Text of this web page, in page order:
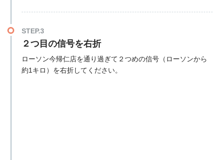
STEP.3
２つ目の信号を右折
ローソン今帰仁店を通り過ぎて２つめの信号（ローソンから
約1キロ）を右折してください。